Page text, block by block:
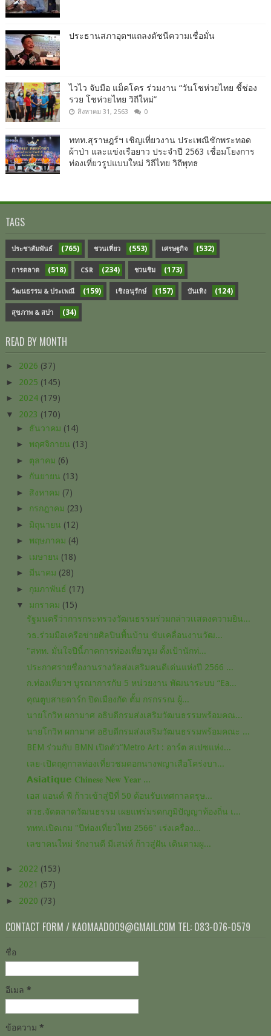
ประธานสภาอุตฯแถลงดัชนีความเชื่อมั่น​
ไวไว จับมือ แม็คโคร ร่วมงาน “วันโชห่วยไทย ชี้ช่อง
รวย โชห่วยไทย วิถีใหม่”
สิงหาคม 31, 2563 0
ททท.สุราษฎร์ฯ เชิญเที่ยวงาน ประเพณีชักพระทอด
ผ้าป่า และแข่งเรือยาว ประจำปี 2563 เชื่อมโยงการ
ท่องเที่ยวรูปแบบใหม่ วิถีไทย วิถีพุทธ
TAGS
ประชาสัมพันธ์ (765) ชวนเที่ยว (553) เศรษฐกิจ (532)
การตลาด (518) CSR (234) ชวนชิม (173)
วัฒนธรรม & ประเพณี (159) เชิงอนุรักษ์ (157) บันเทิง (124)
สุขภาพ & สปา (34)
READ BY MONTH
► 2026 (37)
► 2025 (145)
► 2024 (179)
▼ 2023 (170)
► ธันวาคม (14)
► พฤศจิกายน (13)
► ตุลาคม (6)
► กันยายน (13)
► สิงหาคม (7)
► กรกฎาคม (23)
► มิถุนายน (12)
► พฤษภาคม (4)
► เมษายน (18)
► มีนาคม (28)
► กุมภาพันธ์ (17)
▼ มกราคม (15)
รัฐมนตรีว่าการกระทรวงวัฒนธรรมร่วมกล่าวเเสดงความยิน...
วธ.ร่วมมือเครือข่ายศิลปินพื้นบ้าน ขับเคลื่อนงานวัฒ...
"สทท. มั่นใจปีนี้ภาคการท่องเที่ยวบูม ตั้งเป้านักท่...
ประกาศรายชื่องานรางวัลส่งเสริมคนดีเด่นแห่งปี 2566 ...
ก.ท่องเที่ยวฯ บูรณาการกับ 5 หน่วยงาน พัฒนาระบบ “Ea...
คุณ​ตูบ​สาย​ดาร์ก​ ปิดเมือง​กัด​ ตั้ม​ กรกรรณ​ ผู้...
นายโกวิท ผกามาศ อธิบดีกรมส่งเสริม​วัฒนธรรม​พร้อมคณ...
นายโกวิท ผกามาศ อธิบดีกรมส่งเสริมวัฒนธรรมพร้อมคณะ ...
BEM ร่วมกับ BMN เปิดตัว“Metro Art : อาร์ต สเปซแห่ง...
เลย-เปิดฤดูกาล​ท่องเที่ยว​ชมดอกนางพญา​เสือโคร่ง​บา...
𝗔𝘀𝗶𝗮𝘁𝗶𝗾𝘂𝗲 𝐂𝐡𝐢𝐧𝐞𝐬𝐞 𝐍𝐞𝐰 𝐘𝐞𝐚𝐫 ...
เอส แอนด์ พี ก้าวเข้าสู่ปีที่ 50 ต้อนรับเทศกาลตรุษ...
สวธ.จัดตลาดวัฒนธรรม เผยแพร่มรดกภูมิปัญญาท้องถิ่น เ...
ททท.เปิดเกม​ "ปีท่องเที่ยว​ไทย​ 2566" เร่งเครื่อง​...
เลขาคนใหม่ รักงานดี มีเสน่ห์ ก้าวสู่ฝัน เดินตามผู...
► 2022 (153)
► 2021 (57)
► 2020 (73)
CONTACT FORM / KAOMAADOO9@GMAIL.COM TEL: 083-076-0579
ชื่อ
อีเมล *
ข้อความ *